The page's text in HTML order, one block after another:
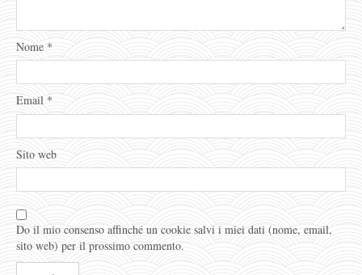
Nome *
Email *
Sito web
Do il mio consenso affinché un cookie salvi i miei dati (nome, email,
sito web) per il prossimo commento.